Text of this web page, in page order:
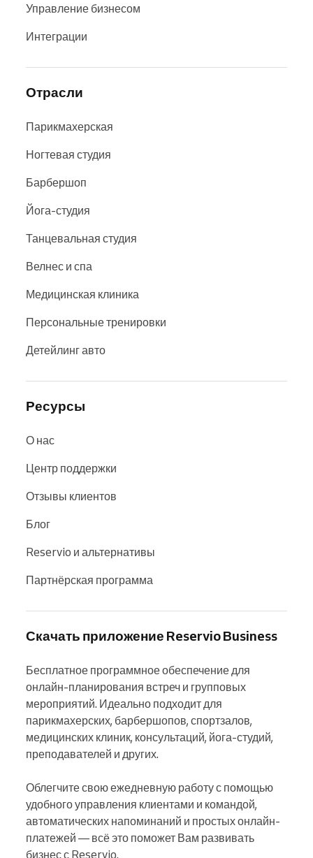
Управление бизнесом
Интеграции
Отрасли
Парикмахерская
Ногтевая студия
Барбершоп
Йога-студия
Танцевальная студия
Велнес и спа
Медицинская клиника
Персональные тренировки
Детейлинг авто
Ресурсы
О нас
Центр поддержки
Отзывы клиентов
Блог
Reservio и альтернативы
Партнёрская программа
Скачать приложение Reservio Business
Бесплатное программное обеспечение для
онлайн-планирования встреч и групповых
мероприятий. Идеально подходит для
парикмахерских, барбершопов, спортзалов,
медицинских клиник, консультаций, йога-студий,
преподавателей и других.
Облегчите свою ежедневную работу с помощью
удобного управления клиентами и командой,
автоматических напоминаний и простых онлайн-
платежей — всё это поможет Вам развивать
бизнес с Reservio.